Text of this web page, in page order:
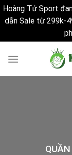
Hoàng Tử Sport
dẫn Sale từ 299k-